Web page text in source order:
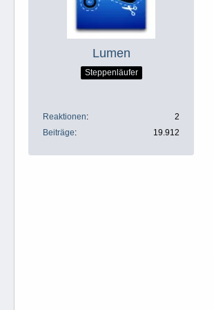
Lumen
Steppenläufer
Reaktionen
2
Beiträge
19.912